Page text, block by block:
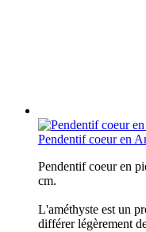
Pendentif coeur en
Pendentif coeur en
cm.
L'améthyste est un
différer légèrement